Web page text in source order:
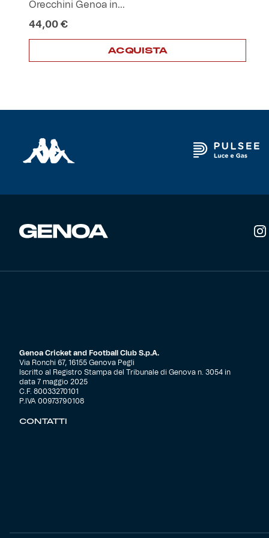
Helan x Genoa
Isolani x Genoa
Orecchini Genoa in...
44,00 €
ACQUISTA
Genoa Cricket and Football Club S.p.A.
Via Ronchi 67, 16155 Genova Pegli
Iscritto al Registro Stampa del Tribunale di Genova n. 3054 in
data 7 maggio 2025
C.F. 80033270101
P.IVA 00973790108
CONTATTI